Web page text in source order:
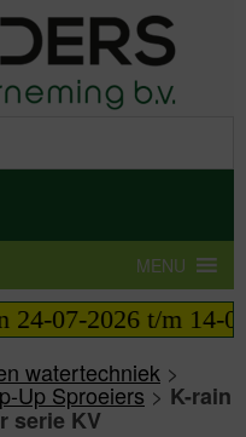
MENU
2026 t/m 14-08-
watertechniek >
Up Sproeiers> K-rain
serie KV